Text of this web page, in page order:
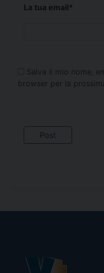
La tua email*
Salva il mio nome,
browser per la